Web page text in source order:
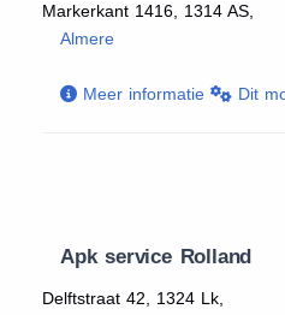
Markerkant 1416, 1314 AS,
Almere
Meer informatie Dit
Apk service Rolland
Delftstraat 42, 1324 Lk,